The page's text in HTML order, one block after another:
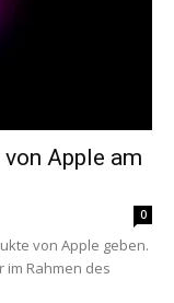
Apple am
0
von Apple geben.
im Rahmen des